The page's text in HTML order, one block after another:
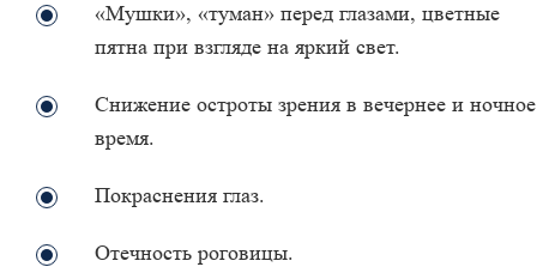
«Мушки», «туман» перед глазами, цветные
пятна при взгляде на яркий свет.
Снижение остроты зрения в вечернее и ночное
время.
Покраснения глаз.
Отечность роговицы.